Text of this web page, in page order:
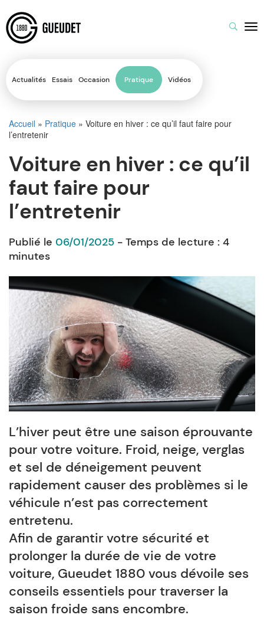
Actualités Essais Occasion Pratique Vidéos
Accueil » Pratique » Voiture en hiver : ce qu’il faut faire pour
l’entretenir
Voiture en hiver : ce qu’il
faut faire pour
l’entretenir
Publié le 06/01/2025 - Temps de lecture : 4
minutes
L’hiver peut être une saison éprouvante
pour votre voiture. Froid, neige, verglas
et sel de déneigement peuvent
rapidement causer des problèmes si le
véhicule n’est pas correctement
entretenu.
Afin de garantir votre sécurité et
prolonger la durée de vie de votre
voiture, Gueudet 1880 vous dévoile ses
conseils essentiels pour traverser la
saison froide sans encombre.